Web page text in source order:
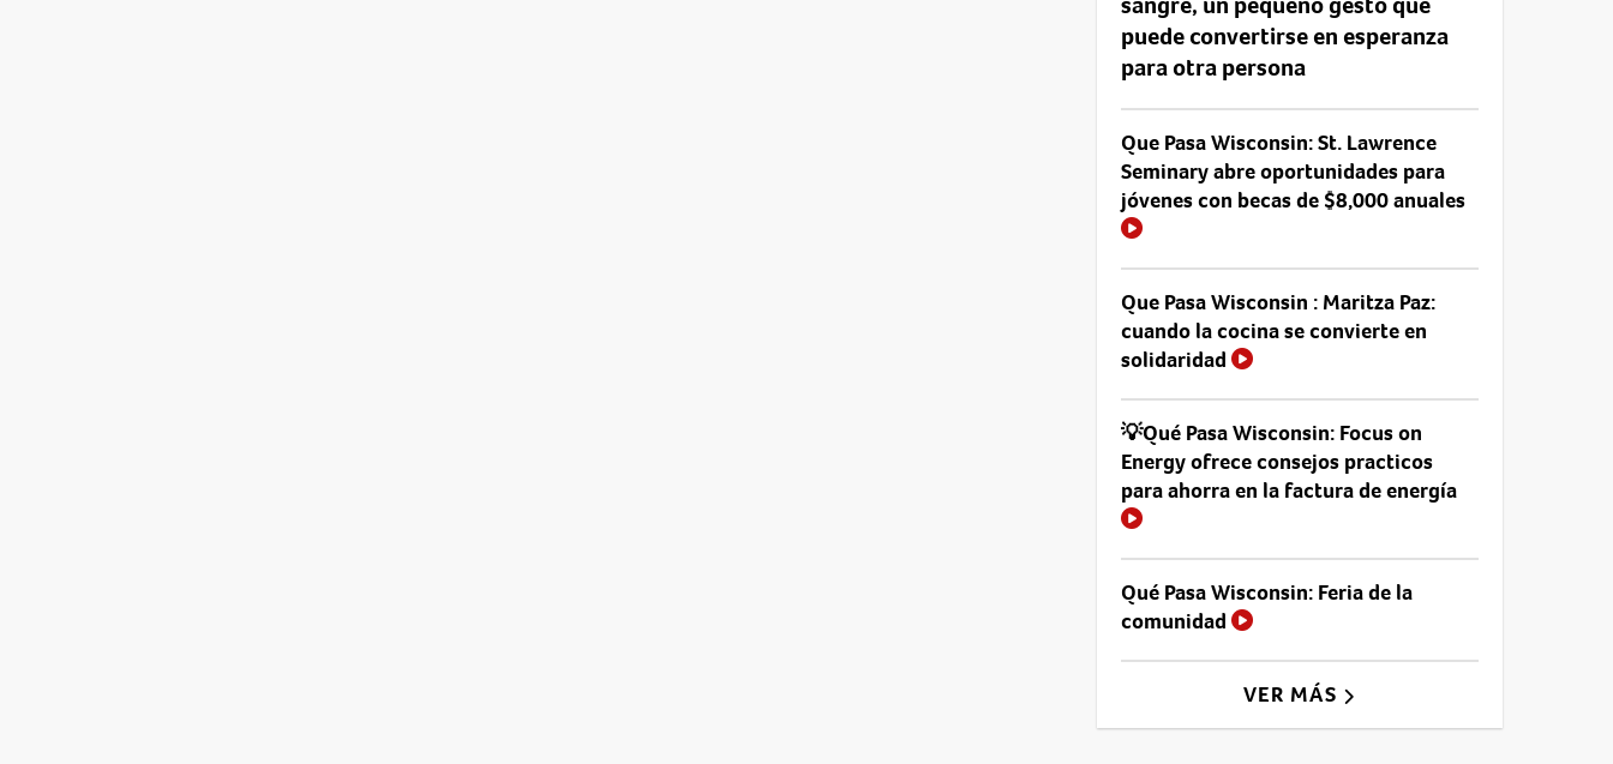
puede convertirse en esperanza
para otra persona
Que Pasa Wisconsin: St. Lawrence
Seminary abre oportunidades para
jóvenes con becas de $8,000 anuales
Que Pasa Wisconsin : Maritza Paz:
cuando la cocina se convierte en
solidaridad
💡Qué Pasa Wisconsin: Focus on
Energy ofrece consejos practicos
para ahorra en la factura de energía
Qué Pasa Wisconsin: Feria de la
comunidad
VER MÁS